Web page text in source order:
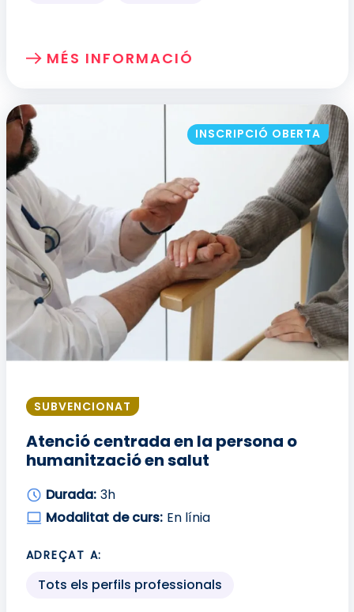
MÉS INFORMACIÓ
SOBRE: LA INTERPRETACIÓ DE
SUBVENCIONAT
Atenció centrada en la persona o
humanització en salut
Durada: 3h
Modalitat de curs: En línia
ADREÇAT A:
Tots els perfils professionals
INSCRIPCIÓ OBERTA